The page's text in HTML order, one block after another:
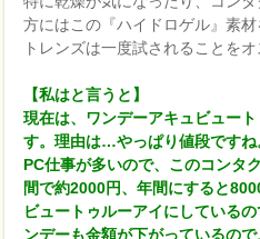
方にはこの『ハイドロゲル』素
トレンズは一度試されることをオ
【私はと言うと】
現在は、ワンデーアキュビュー
す。理由は…やっぱり値段ですね
PC仕事が多いので、このコンタ
間で約2000円、年間にすると
ビュートゥルーアイにしている
ンデーも金額が下がっているの